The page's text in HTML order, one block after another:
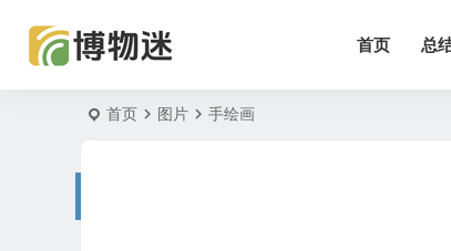
首页 总
首页 图片 手绘画